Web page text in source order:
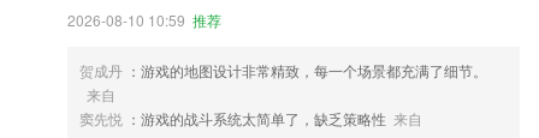
2026-08-10 10:59 推荐
贺成丹 ：游戏的地图设计非常精致，每一个场景都充满了细节。
来自
窦先悦 ：游戏的战斗系统太简单了，缺乏策略性 来自